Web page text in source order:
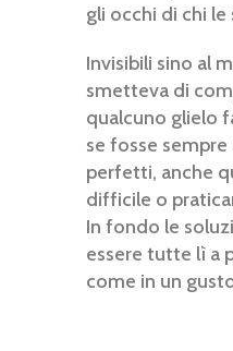
gli occhi di chi le
Invisibili sino al
smetteva di
qualcuno glielo
se fosse
perfetti, anche
difficile o
In fondo le
essere tutte lì a
come in un